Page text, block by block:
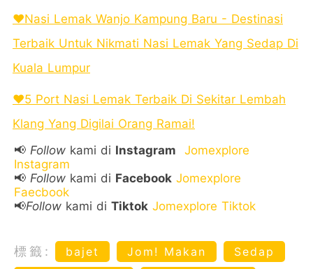
❤️Nasi Lemak Wanjo Kampung Baru - Destinasi
Terbaik Untuk Nikmati Nasi Lemak Yang Sedap Di
Kuala Lumpur
❤️5 Port Nasi Lemak Terbaik Di Sekitar Lembah
Klang Yang Digilai Orang Ramai!
📢 Follow kami di Instagram
Jomexplore
Instagram
📢 Follow kami di Facebook Jomexplore
Faecbook
📢Follow kami di Tiktok Jomexplore Tiktok
標籤: bajet Jom! Makan
Sedap